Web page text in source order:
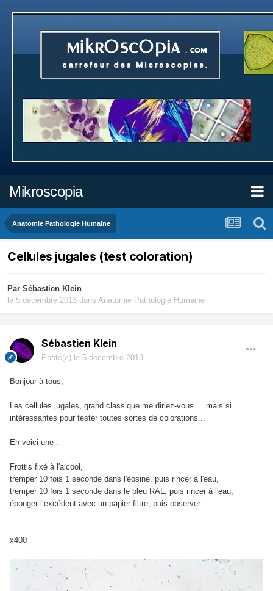
Mikroscopia
Anatomie Pathologie Humaine
Cellules jugales (test coloration)
Par Sébastien Klein
le 5 décembre 2013 dans Anatomie Pathologie Humaine
Sébastien Klein
Posté(e) le 5 décembre 2013
Bonjour à tous,
Les cellules jugales, grand classique me diriez-vous.... mais si
intéressantes pour tester toutes sortes de colorations...
En voici une :
Frottis fixé à l'alcool,
tremper 10 fois 1 seconde dans l'éosine, puis rincer à l'eau,
tremper 10 fois 1 seconde dans le bleu RAL, puis rincer à l'eau,
éponger l’excédent avec un papier filtre, puis observer.
x400